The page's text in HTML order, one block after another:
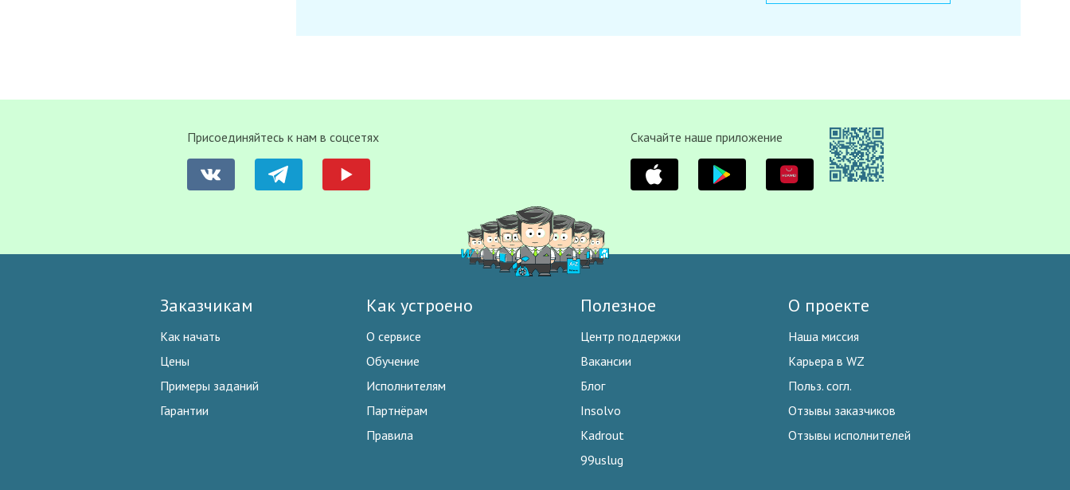
Присоединяйтесь к нам в соцсетях Скачайте наше приложение
Заказчикам
Как начать
Цены
Примеры заданий
Гарантии
Как устроено
О сервисе
Обучение
Исполнителям
Партнёрам
Правила
Полезное
Центр поддержки
Вакансии
Блог
Insolvo
Kadrout
99uslug
О проекте
Наша миссия
Карьера в WZ
Польз. согл.
Отзывы заказчиков
Отзывы исполнителей